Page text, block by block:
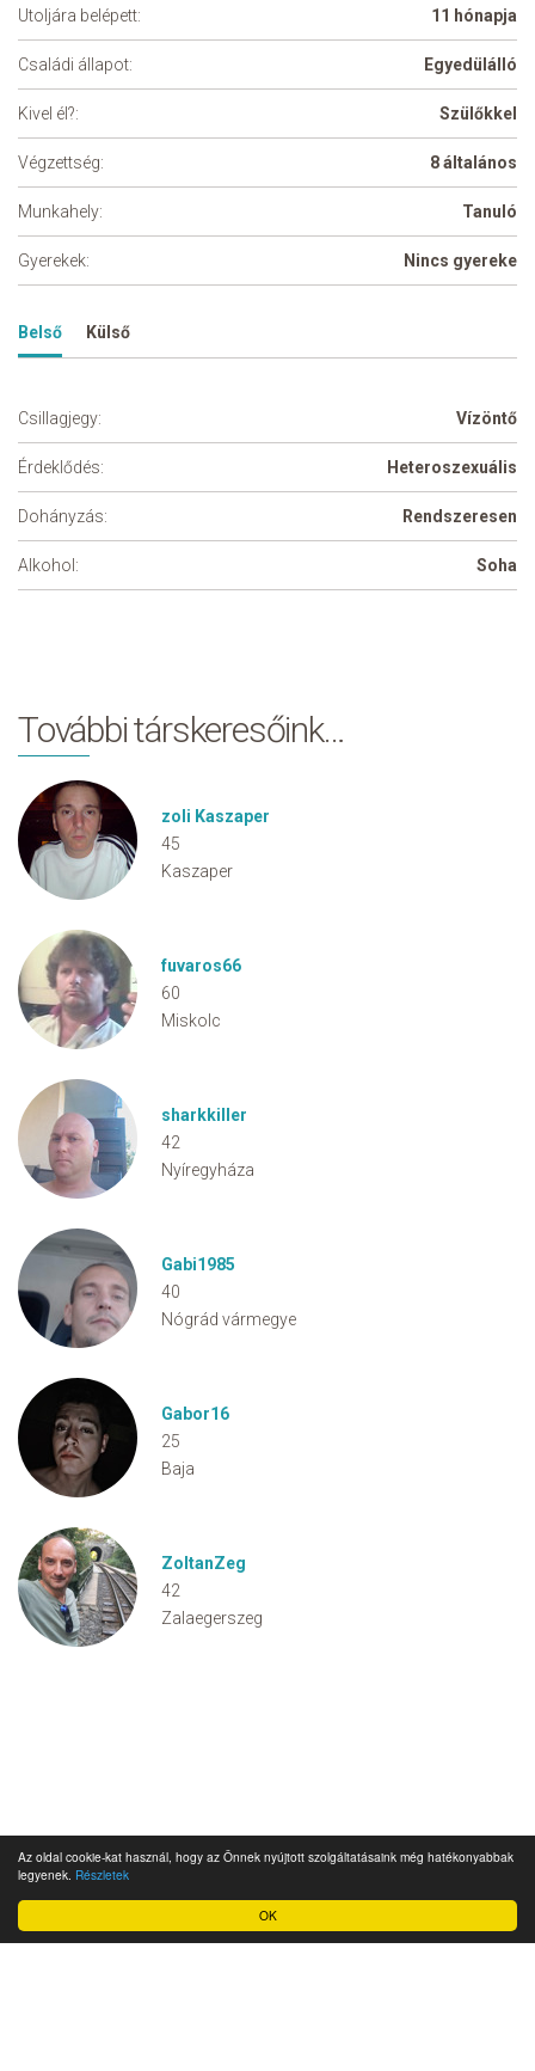
OK
Az oldal cookie-kat használ, hogy az Önnek nyújtott szolgáltatásaink még hatékonyabbak
legyenek. Részletek
Utoljára belépett: 11 hónapja
Családi állapot: Egyedülálló
Kivel él?: Szülőkkel
Végzettség: 8 általános
Munkahely: Tanuló
Gyerekek: Nincs gyereke
Belső Külső
Csillagjegy: Vízöntő
Érdeklődés: Heteroszexuális
Dohányzás: Rendszeresen
Alkohol: Soha
További társkeresőink…
zoli Kaszaper
45
Kaszaper
fuvaros66
60
Miskolc
sharkkiller
42
Nyíregyháza
Gabi1985
40
Nógrád vármegye
Gabor16
25
Baja
ZoltanZeg
42
Zalaegerszeg